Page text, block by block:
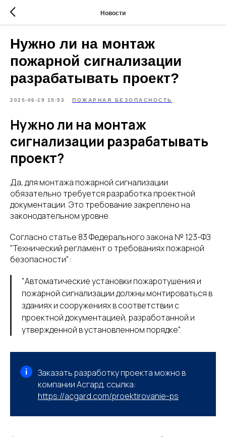
Новости
Нужно ли на монтаж
пожарной сигнализации
разрабатывать проект?
2025-06-19 15:53 ПОЖАРНАЯ БЕЗОПАСНОСТЬ
Нужно ли на монтаж
сигнализации разрабатывать
проект?
Да, для монтажа пожарной сигнализации
обязательно требуется разработка проектной
документации. Это требование закреплено на
законодательном уровне.
Согласно статье 83 Федерального закона № 123-ФЗ
"Технический регламент о требованиях пожарной
безопасности":
"Автоматические установки пожаротушения и
пожарной сигнализации должны монтироваться в
зданиях и сооружениях в соответствии с
проектной документацией, разработанной и
утвержденной в установленном порядке".
Заказать разработку проекта можно в
компании Асгард, ссылка:
https://acgard.com/proektirovanie-ps